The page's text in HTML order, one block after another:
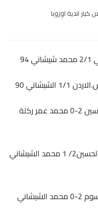
اندية اوروبا
*كاس* 14/6/2014 ش. الأردن + الحسين 2-0 محمد عمر ركلة
**الأربعاء 16/12/2015 – الأهلي + الحسين2/ 1 محمد الشيشاني
**السبت 20/2/2016-الحسين + كفرسوم 2-0 محمد الشيشاني